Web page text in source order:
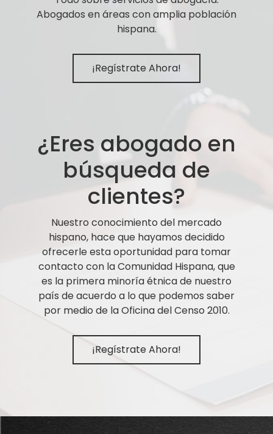
Abogados en áreas con amplia población
hispana.
¡Regístrate Ahora!
¿Eres abogado en
búsqueda de
clientes?
Nuestro conocimiento del mercado
hispano, hace que hayamos decidido
ofrecerle esta oportunidad para tomar
contacto con la Comunidad Hispana, que
es la primera minoría étnica de nuestro
país de acuerdo a lo que podemos saber
por medio de la Oficina del Censo 2010.
¡Regístrate Ahora!